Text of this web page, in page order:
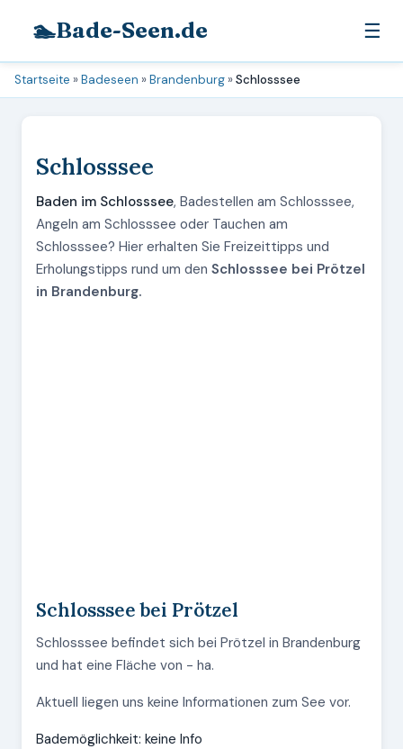
🏊Bade-Seen.de ☰
Startseite »Badeseen »Brandenburg »Schlosssee
Schlosssee
Baden im Schlosssee, Badestellen am Schlosssee,
Angeln am Schlosssee oder Tauchen am
Schlosssee? Hier erhalten Sie Freizeittipps und
Erholungstipps rund um den Schlosssee bei Prötzel
in Brandenburg.
Schlosssee bei Prötzel
Schlosssee befindet sich bei Prötzel in Brandenburg
und hat eine Fläche von - ha.
Aktuell liegen uns keine Informationen zum See vor.
Bademöglichkeit: keine Info